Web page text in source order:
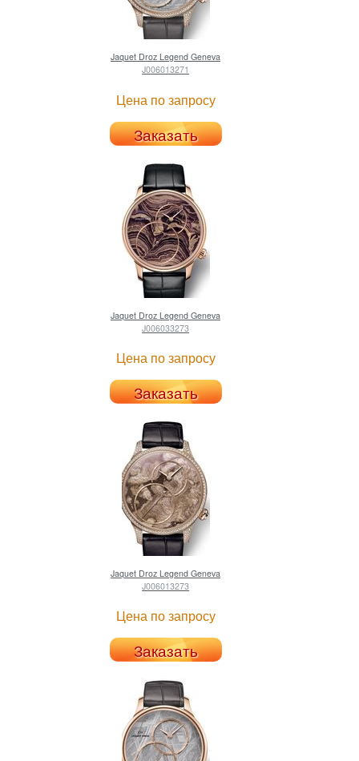
Jaquet Droz Legend Geneva
J006013271
Цена по запросу
Заказать
Jaquet Droz Legend Geneva
J006033273
Цена по запросу
Заказать
Jaquet Droz Legend Geneva
J006013273
Цена по запросу
Заказать